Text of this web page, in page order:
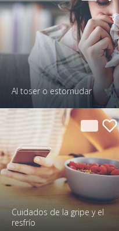
Al toser o estornudar
Cuidados de la gripe y el
resfrío